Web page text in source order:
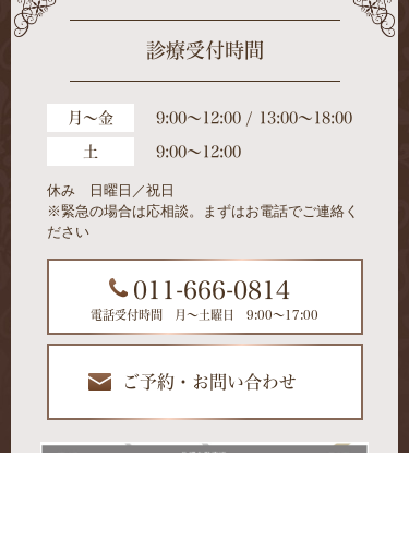
診療受付時間
月～金 9:00～12:00 / 13:00～18:00
土 9:00～12:00
休み 日曜日／祝日
※緊急の場合は応相談。まずはお電話でご連絡く
ださい
011-666-0814
電話受付時間 月～土曜日 9:00～17:00
ご予約・お問い合わせ